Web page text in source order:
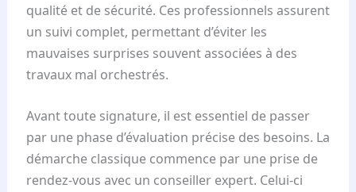
qualité et de sécurité. Ces professionnels assurent
un suivi complet, permettant d’éviter les
mauvaises surprises souvent associées à des
travaux mal orchestrés.
Avant toute signature, il est essentiel de passer
par une phase d’évaluation précise des besoins. La
démarche classique commence par une prise de
rendez-vous avec un conseiller expert. Celui-ci